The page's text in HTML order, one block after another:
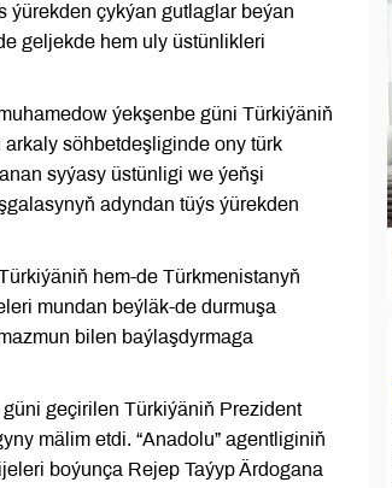
ýürekden çykýan gutlaglar beýan
geljekde hem uly üstünlikleri
ýekşenbe güni Türkiýäniň
söhbetdeşliginde ony türk
syýasy üstünligi we ýeňşi
adyndan tüýs ýürekden
hem-de Türkmenistanyň
mundan beýläk-de durmuşa
bilen baýlaşdyrmaga
geçirilen Türkiýäniň Prezident
mälim etdi. “Anadolu” agentliginiň
boýunça Rejep Taýyp Ärdogana